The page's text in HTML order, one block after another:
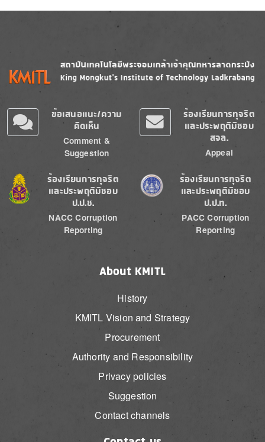
Image
ข้อเสนอแนะ/ความ
คิดเห็น
Comment &
Suggestion
ร้องเรียนการทุจริต
และประพฤติมิชอบ
สจล.
Appeal
Image
ร้องเรียนการทุจริต
และประพฤติมิชอบ
ป.ป.ช.
NACC Corruption
Reporting
Image
ร้องเรียนการทุจริต
และประพฤติมิชอบ
ป.ป.ท.
PACC Corruption
Reporting
About KMITL
History
KMITL Vision and Strategy
Procurement
Authority and Responsibility
Privacy policies
Suggestion
Contact channels